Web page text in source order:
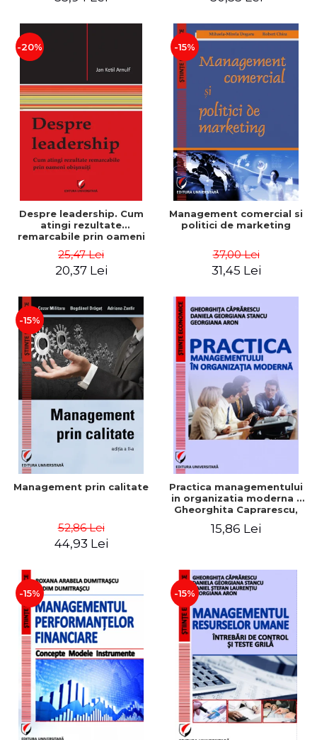
-20%
Despre leadership. Cum
atingi rezultate
remarcabile prin oameni
25,47 Lei
20,37 Lei
-15%
Management comercial si
politici de marketing
37,00 Lei
31,45 Lei
-15%
Management prin calitate
52,86 Lei
44,93 Lei
Practica managementului
in organizatia moderna -
Gheorghita Caprarescu,
Georgiana Aron
15,86 Lei
-15% -15%